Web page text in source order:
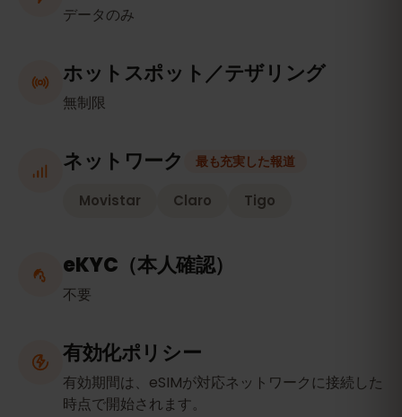
データのみ
ホットスポット／テザリング
無制限
ネットワーク 最も充実した報道
Movistar Claro Tigo
eKYC（本人確認）
不要
有効化ポリシー
有効期間は、eSIMが対応ネットワークに接続した
時点で開始されます。